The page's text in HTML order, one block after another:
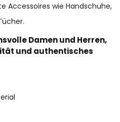
Accessoires wie Handschuhe,
Damen und Herren,
und authentisches